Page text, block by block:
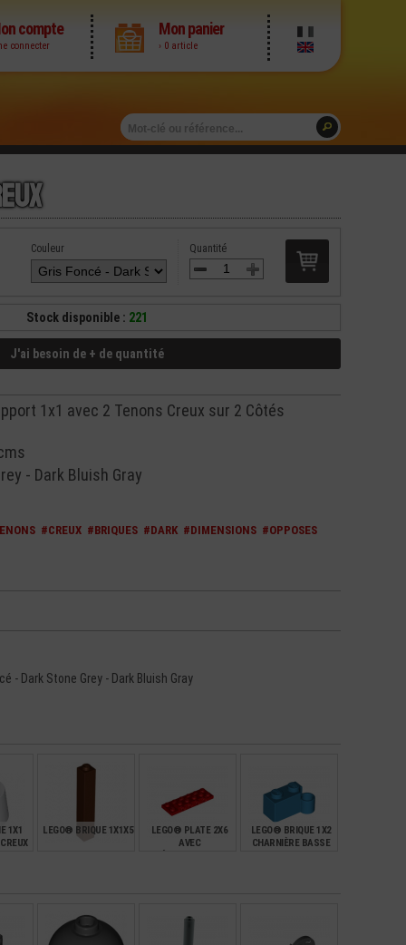
compte
connecter
Mon panier
› 0 article
Quantité
Couleur
Stock disponible : 221
J'ai besoin de + de quantité
1x1 avec 2 Tenons Creux sur 2 Côtés
- Dark Bluish Gray
#CREUX #BRIQUES #DARK #DIMENSIONS #OPPOSES
- Dark Stone Grey - Dark Bluish Gray
1X1
LEGO® BRIQUE 1X1X5
LEGO® PLATE 2X6
AVEC
LEGO® BRIQUE 1X2
CHARNIÈRE BASSE